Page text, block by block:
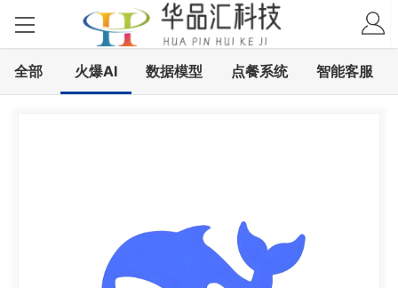
全部 火爆AI 数据模型 点餐系统 智能客服